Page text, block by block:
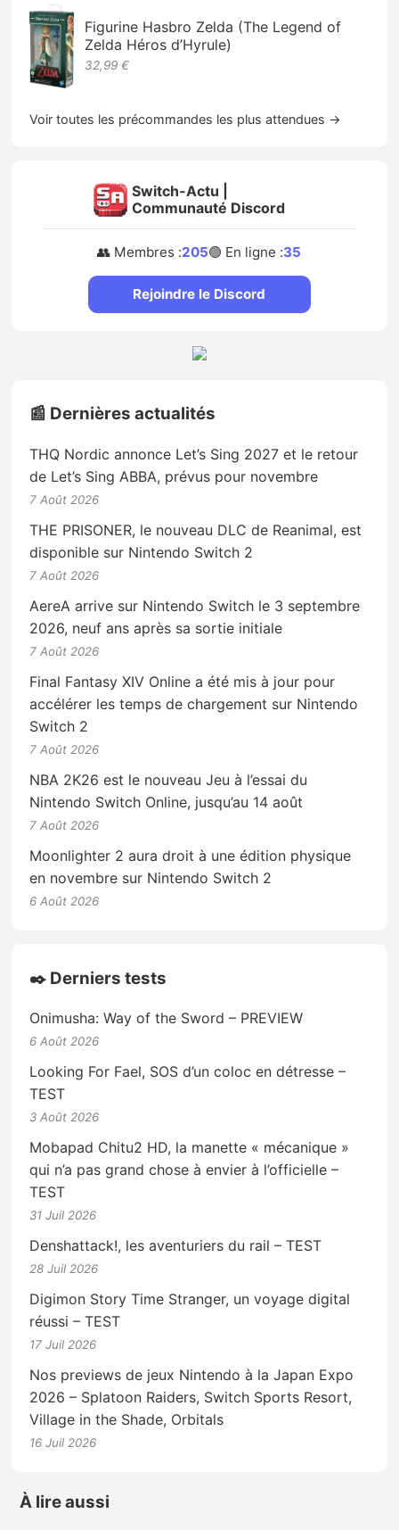
Figurine Hasbro Zelda (The Legend of
Zelda Héros d’Hyrule)
32,99 €
Voir toutes les précommandes les plus attendues →
Switch-Actu |
Communauté Discord
👥 Membres :205🟢 En ligne :35
Rejoindre le Discord
📰 Dernières actualités
THQ Nordic annonce Let’s Sing 2027 et le retour
de Let’s Sing ABBA, prévus pour novembre
7 Août 2026
THE PRISONER, le nouveau DLC de Reanimal, est
disponible sur Nintendo Switch 2
7 Août 2026
AereA arrive sur Nintendo Switch le 3 septembre
2026, neuf ans après sa sortie initiale
7 Août 2026
Final Fantasy XIV Online a été mis à jour pour
accélérer les temps de chargement sur Nintendo
Switch 2
7 Août 2026
NBA 2K26 est le nouveau Jeu à l’essai du
Nintendo Switch Online, jusqu’au 14 août
7 Août 2026
Moonlighter 2 aura droit à une édition physique
en novembre sur Nintendo Switch 2
6 Août 2026
✒️ Derniers tests
Onimusha: Way of the Sword – PREVIEW
6 Août 2026
Looking For Fael, SOS d’un coloc en détresse –
TEST
3 Août 2026
Mobapad Chitu2 HD, la manette « mécanique »
qui n’a pas grand chose à envier à l’officielle –
TEST
31 Juil 2026
Denshattack!, les aventuriers du rail – TEST
28 Juil 2026
Digimon Story Time Stranger, un voyage digital
réussi – TEST
17 Juil 2026
Nos previews de jeux Nintendo à la Japan Expo
2026 – Splatoon Raiders, Switch Sports Resort,
Village in the Shade, Orbitals
16 Juil 2026
À lire aussi